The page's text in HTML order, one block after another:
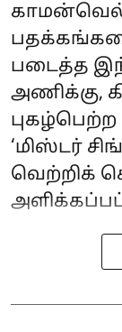
படைத்த
அணிக்கு,
‘மிஸ்டர்
வெற்றிக்
அளிக்கப்பட்